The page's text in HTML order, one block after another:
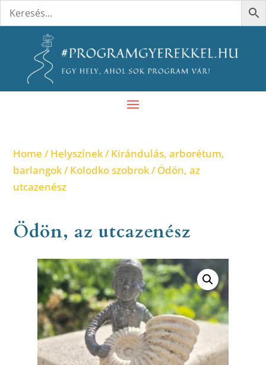
Home /Helyszínek/Kirándulás, arborétum,
barlangok/Kolodko szobrok/ Ödön, az
utcazenész
Ödön, az utcazenész